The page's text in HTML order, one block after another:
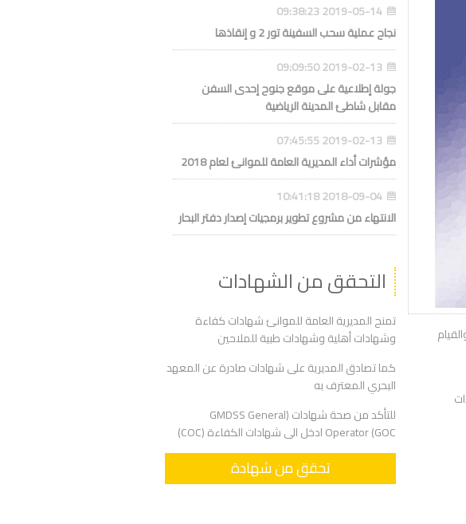
2019-05-14 09:38:23
نجاح عملية سحب السفينة تور 2 و إنقاذها
2019-02-13 09:09:50
جولة إطلاعية على موقع جنوح إحدى السفن
مقابل شاطئ المدينة الرياضية
2019-02-13 07:45:55
مؤشرات أداء المديرية العامة للموانئ لعام 2018
2018-09-04 10:41:18
الانتهاء من مشروع تطوير برمجيات إصدار دفتر البحار
التحقق من الشهادات
تمنح المديرية العامة للموانئ شهادات كفاءة
وشهادات أهلية وشهادات طبية للملاحين
كما تصادق المديرية على شهادات صادرة عن المعهد
البحري المعترف به
للتأكد من صحة شهادات (GMDSS General
Operator (GOC ادخل الى شهادات الكفاءة (COC)
تحقق من شهادة